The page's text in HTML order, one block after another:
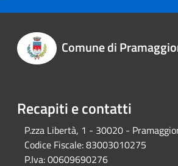
Comune di
Recapiti e contatti
P.zza Libertà, 1 - 30020 -
Codice Fiscale:83003010275
P.Iva:00609690276